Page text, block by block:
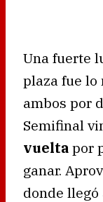
Una fuerte
plaza fue lo
ambos por
Semifinal
vuelta por
ganar.
donde llegó